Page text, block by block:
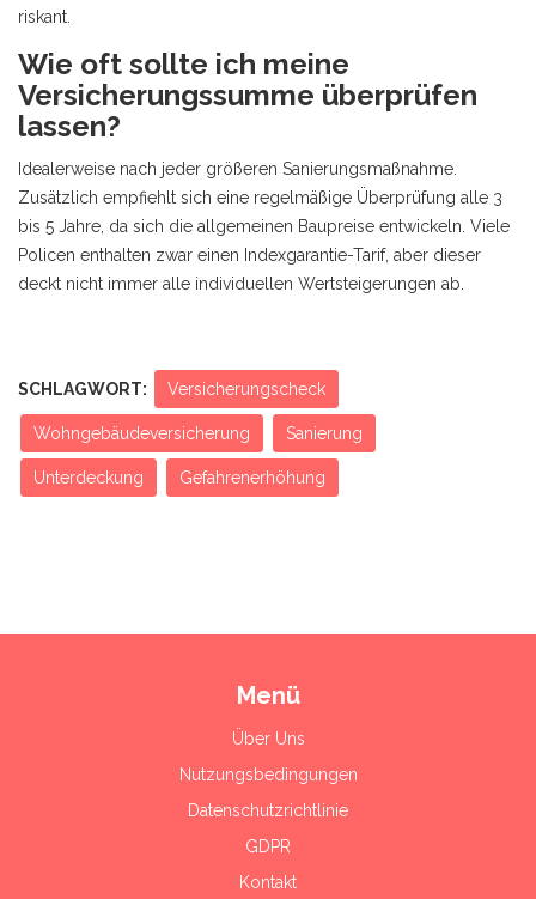
riskant.
Wie oft sollte ich meine
Versicherungssumme überprüfen
lassen?
Idealerweise nach jeder größeren Sanierungsmaßnahme.
Zusätzlich empfiehlt sich eine regelmäßige Überprüfung alle 3
bis 5 Jahre, da sich die allgemeinen Baupreise entwickeln. Viele
Policen enthalten zwar einen Indexgarantie-Tarif, aber dieser
deckt nicht immer alle individuellen Wertsteigerungen ab.
SCHLAGWORT: Versicherungscheck
Wohngebäudeversicherung Sanierung
Unterdeckung Gefahrenerhöhung
Menü
Über Uns
Nutzungsbedingungen
Datenschutzrichtlinie
GDPR
Kontakt